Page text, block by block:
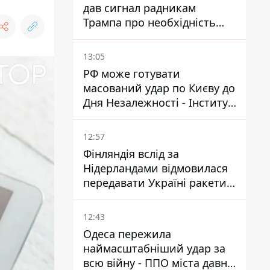
дав сигнал радникам
Трампа про необхідність
закінчувати війну з Іраном –
ЗМІ
13:05
РФ може готувати
масований удар по Києву до
Дня Незалежності - Інститут
вивчення війни
12:57
Фінляндія вслід за
Нідерландами відмовилася
передавати Україні ракети
ППО Patriot
12:43
Одеса пережила
наймасштабніший удар за
всю війну - ППО міста давно